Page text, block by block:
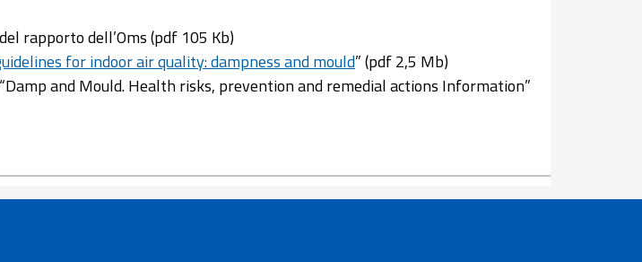
del rapporto dell’Oms (pdf 105 Kb)
for indoor air quality: dampness and mould” (pdf 2,5 Mb)
and Mould. Health risks, prevention and remedial actions Information”